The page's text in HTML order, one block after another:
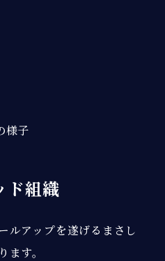
ド組織
ルアップを遂げるまさし
ます。